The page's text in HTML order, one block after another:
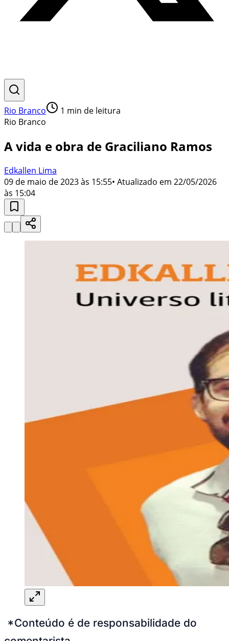
Rio Branco 1 min de leitura
Rio Branco
A vida e obra de Graciliano Ramos
Edkallen Lima
09 de maio de 2023 às 15:55• Atualizado em 22/05/2026
às 15:04
*Conteúdo é de responsabilidade do